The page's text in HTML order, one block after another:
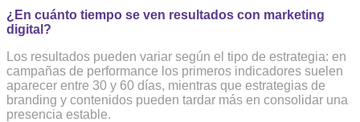
¿En cuánto tiempo se ven resultados con marketing
digital?
Los resultados pueden variar según el tipo de estrategia: en
campañas de performance los primeros indicadores suelen
aparecer entre 30 y 60 días, mientras que estrategias de
branding y contenidos pueden tardar más en consolidar una
presencia estable.